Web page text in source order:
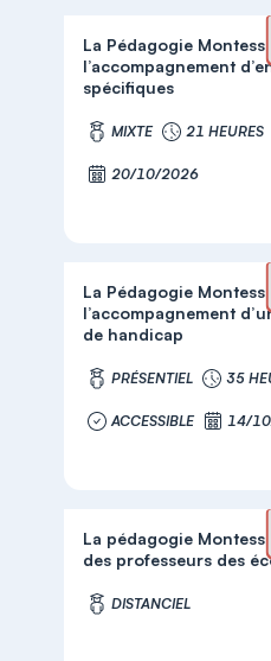
La Pédagogie
l’accompagnement
spécifiques
MIXTE 21 HEURES
20/10/2026
La Pédagogie
l’accompagnement
de handicap
PRÉSENTIEL 35
ACCESSIBLE 14/
La pédagogie
des professeurs des
DISTANCIEL